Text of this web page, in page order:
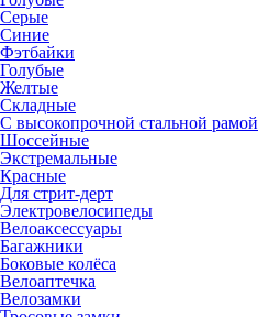
Серые
Синие
Фэтбайки
Голубые
Желтые
Складные
С высокопрочной стальной рамой
Шоссейные
Экстремальные
Красные
Для стрит-дерт
Электровелосипеды
Велоаксессуары
Багажники
Боковые колёса
Велоаптечка
Велозамки